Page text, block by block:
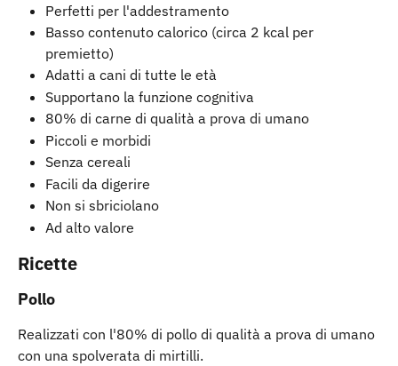
Perfetti per l'addestramento
Basso contenuto calorico (circa 2 kcal per
premietto)
Adatti a cani di tutte le età
Supportano la funzione cognitiva
80% di carne di qualità a prova di umano
Piccoli e morbidi
Senza cereali
Facili da digerire
Non si sbriciolano
Ad alto valore
Ricette
Pollo
Realizzati con l'80% di pollo di qualità a prova di umano
con una spolverata di mirtilli.